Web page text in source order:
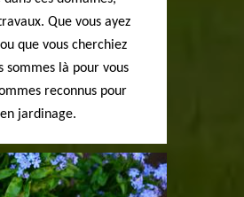
Que vous ayez
que vous cherchiez
là pour vous
reconnus pour
jardinage.